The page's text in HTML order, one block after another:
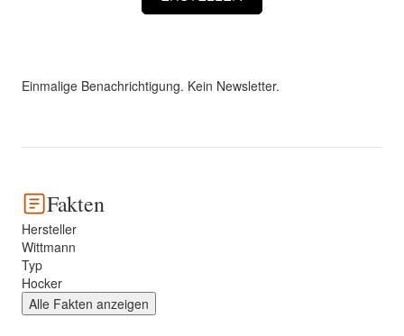
Einmalige Benachrichtigung. Kein Newsletter.
Fakten
Hersteller
Wittmann
Typ
Hocker
Alle Fakten anzeigen